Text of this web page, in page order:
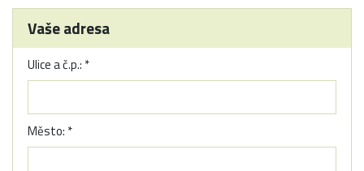
Vaše adresa
Ulice a č.p.: *
Město: *